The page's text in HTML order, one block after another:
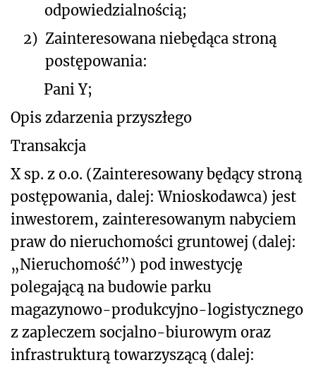
odpowiedzialnością;
2) Zainteresowana niebędąca stroną
postępowania:
Pani Y;
Opis zdarzenia przyszłego
Transakcja
X sp. z o.o. (Zainteresowany będący stroną
postępowania, dalej: Wnioskodawca) jest
inwestorem, zainteresowanym nabyciem
praw do nieruchomości gruntowej (dalej:
„Nieruchomość”) pod inwestycję
polegającą na budowie parku
magazynowo-produkcyjno-logistycznego
z zapleczem socjalno-biurowym oraz
infrastrukturą towarzyszącą (dalej: